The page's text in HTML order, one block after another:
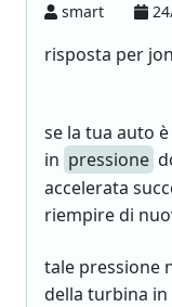
smart
risposta per
se la tua auto
in pressione
accelerata
riempire di
tale pressione
della turbina